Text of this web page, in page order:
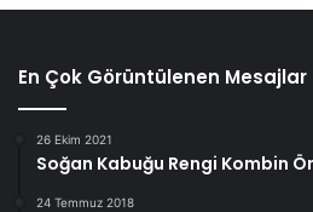
En Çok Görüntülenen Mesajlar
26 Ekim 2021
Soğan Kabuğu Rengi Kombin
24 Temmuz 2018